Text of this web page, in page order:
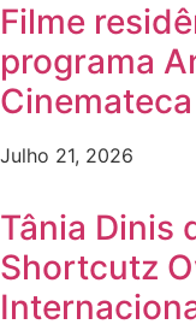
Filme
programa
Julho 21, 2026
Tânia Dinis
Shortcutz